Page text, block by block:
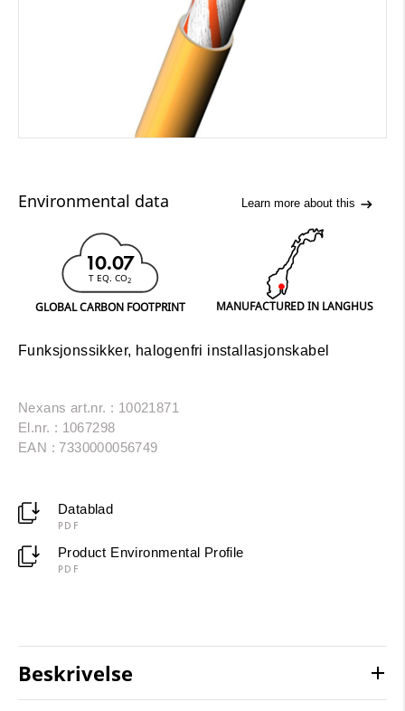
Environmental data Learn more about this
10.07
T EQ. CO2
GLOBAL CARBON FOOTPRINT MANUFACTURED IN LANGHUS
Funksjonssikker, halogenfri installasjonskabel
Nexans art.nr. : 10021871
El.nr. : 1067298
EAN : 7330000056749
Datablad
PDF
Product Environmental Profile
PDF
Beskrivelse